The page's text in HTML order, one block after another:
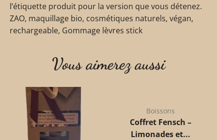
l’étiquette produit pour la version que vous détenez.
ZAO, maquillage bio, cosmétiques naturels, végan,
rechargeable, Gommage lèvres stick
Vous aimerez aussi
Boissons
Coffret Fensch –
Limonades et...